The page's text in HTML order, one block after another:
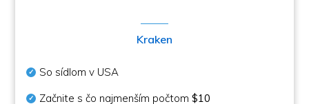
Kraken
So sídlom v USA
Začnite s čo najmenším počtom$10